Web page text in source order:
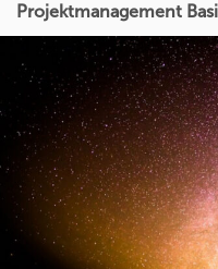
Projektmanagement